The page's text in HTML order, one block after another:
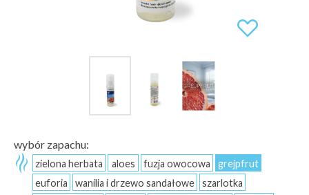
wybór zapachu:
zielona herbata aloes fuzja owocowa
grejpfrut
euforia
wanilia i drzewo sandałowe
szarlotka